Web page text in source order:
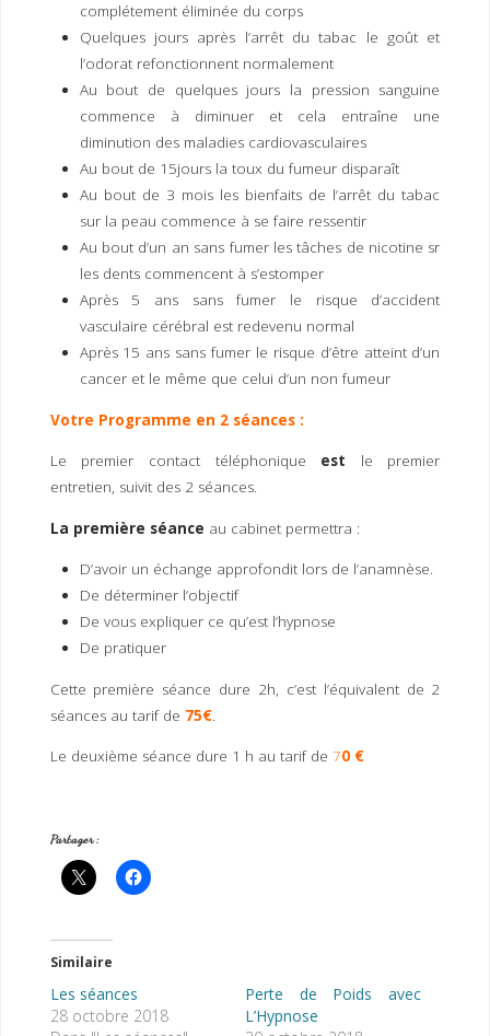
complétement éliminée du corps
Quelques jours après l’arrêt du tabac le goût et
l’odorat refonctionnent normalement
Au bout de quelques jours la pression sanguine
commence à diminuer et cela entraîne une
diminution des maladies cardiovasculaires
Au bout de 15jours la toux du fumeur disparaît
Au bout de 3 mois les bienfaits de l’arrêt du tabac
sur la peau commence à se faire ressentir
Au bout d’un an sans fumer les tâches de nicotine sr
les dents commencent à s’estomper
Après 5 ans sans fumer le risque d’accident
vasculaire cérébral est redevenu normal
Après 15 ans sans fumer le risque d’être atteint d’un
cancer et le même que celui d’un non fumeur
Votre Programme en 2 séances :
Le premier contact téléphonique est le premier
entretien, suivit des 2 séances.
La première séance au cabinet permettra :
D’avoir un échange approfondit lors de l’anamnèse.
De déterminer l’objectif
De vous expliquer ce qu’est l’hypnose
De pratiquer
Cette première séance dure 2h, c’est l’équivalent de 2
séances au tarif de 75€.
Le deuxième séance dure 1 h au tarif de 70 €
Partager :
Similaire
Les séances
28 octobre 2018
Perte de Poids avec
L’Hypnose